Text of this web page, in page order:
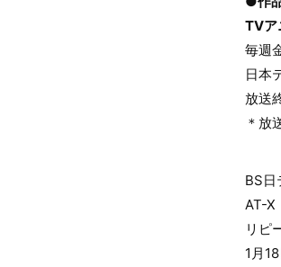
TVア
毎週
日本
放送
＊放
BS
AT-X
リピ
1月